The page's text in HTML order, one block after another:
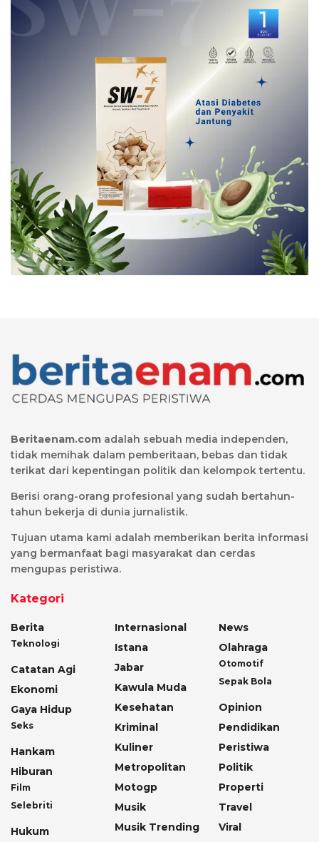
Beritaenam.com adalah sebuah media independen,
tidak memihak dalam pemberitaan, bebas dan tidak
terikat dari kepentingan politik dan kelompok tertentu.
Berisi orang-orang profesional yang sudah bertahun-
tahun bekerja di dunia jurnalistik.
Tujuan utama kami adalah memberikan berita informasi
yang bermanfaat bagi masyarakat dan cerdas
mengupas peristiwa.
Kategori
Berita
Teknologi
Catatan Agi
Ekonomi
Gaya Hidup
Seks
Hankam
Hiburan
Film
Selebriti
Hukum
Internasional
Istana
Jabar
Kawula Muda
Kesehatan
Kriminal
Kuliner
Metropolitan
Motogp
Musik
Musik Trending
News
Olahraga
Otomotif
Sepak Bola
Opinion
Pendidikan
Peristiwa
Politik
Properti
Travel
Viral